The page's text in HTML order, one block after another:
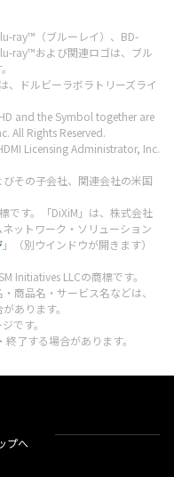
ray™（ブルーレイ）、BD-
ray™および関連ロゴは、ブル
ドルビーラボラトリーズライ
and the Symbol together are
All Rights Reserved.
Licensing Administrator, Inc.
その子会社、関連会社の米国
です。「DiXiM」は、株式会社
ットワーク・ソリューション
」（別ウインドウが開きます）
Initiatives LLCの商標です。
商品名・サービス名などは、
あります。
です。
了する場合があります。
プへ